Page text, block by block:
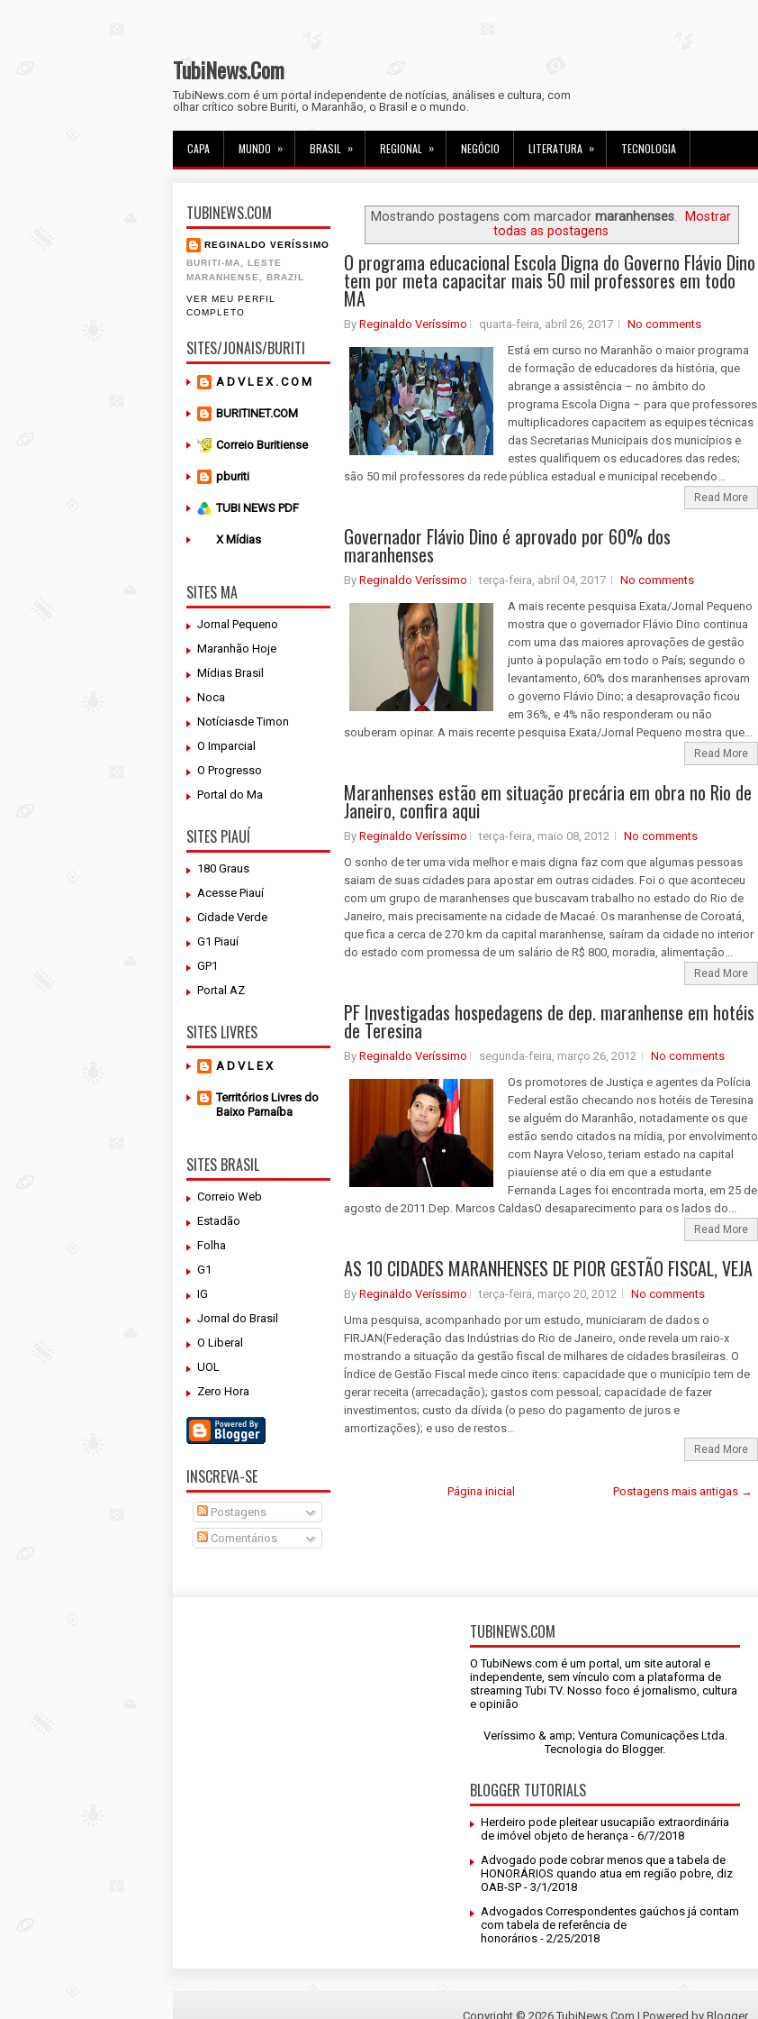
TubiNews.Com
TubiNews.com é um portal independente de notícias, análises e cultura, com
olhar crítico sobre Buriti, o Maranhão, o Brasil e o mundo.
CAPA MUNDO » BRASIL » REGIONAL » NEGÓCIO LITERATURA » TECNOLOGIA
TUBINEWS.COM
REGINALDO VERÍSSIMO
BURITI-MA, LESTE
MARANHENSE, BRAZIL
VER MEU PERFIL
COMPLETO
SITES/JONAIS/BURITI
A D V L E X . C O M
BURITINET.COM
Correio Buritiense
pburiti
TUBI NEWS PDF
X Mídias
SITES MA
Jornal Pequeno
Maranhão Hoje
Mídias Brasil
Noca
Notíciasde Timon
O Imparcial
O Progresso
Portal do Ma
SITES PIAUÍ
180 Graus
Acesse Piauí
Cidade Verde
G1 Piauí
GP1
Portal AZ
SITES LIVRES
A D V L E X
Territórios Livres do
Baixo Parnaíba
SITES BRASIL
Correio Web
Estadão
Folha
G1
IG
Jornal do Brasil
O Liberal
UOL
Zero Hora
INSCREVA-SE
Postagens
Comentários
Mostrando postagens com marcador maranhenses.
Mostrar
todas as postagens
O programa educacional Escola Digna do Governo Flávio Dino
tem por meta capacitar mais 50 mil professores em todo
MA
By Reginaldo Veríssimo quarta-feira, abril 26, 2017
No comments
Está em curso no Maranhão o maior programa
de formação de educadores da história, que
abrange a assistência – no âmbito do
programa Escola Digna – para que professores
multiplicadores capacitem as equipes técnicas
das Secretarias Municipais dos municípios e
estes qualifiquem os educadores das redes;
são 50 mil professores da rede pública estadual e municipal recebendo...
Read More
Governador Flávio Dino é aprovado por 60% dos
maranhenses
By Reginaldo Veríssimo terça-feira, abril 04, 2017
No comments
A mais recente pesquisa Exata/Jornal Pequeno
mostra que o governador Flávio Dino continua
com uma das maiores aprovações de gestão
junto à população em todo o País; segundo o
levantamento, 60% dos maranhenses aprovam
o governo Flávio Dino; a desaprovação ficou
em 36%, e 4% não responderam ou não
souberam opinar. A mais recente pesquisa Exata/Jornal Pequeno mostra que...
Read More
Maranhenses estão em situação precária em obra no Rio de
Janeiro, confira aqui
By Reginaldo Veríssimo terça-feira, maio 08, 2012
No comments
O sonho de ter uma vida melhor e mais digna faz com que algumas pessoas
saiam de suas cidades para apostar em outras cidades. Foi o que aconteceu
com um grupo de maranhenses que buscavam trabalho no estado do Rio de
Janeiro, mais precisamente na cidade de Macaé. Os maranhense de Coroatá,
que fica a cerca de 270 km da capital maranhense, saíram da cidade no interior
do estado com promessa de um salário de R$ 800, moradia, alimentação...
Read More
PF Investigadas hospedagens de dep. maranhense em hotéis
de Teresina
By Reginaldo Veríssimo segunda-feira, março 26, 2012
No comments
Os promotores de Justiça e agentes da Polícia
Federal estão checando nos hotéis de Teresina
se alguém do Maranhão, notadamente os que
estão sendo citados na mídia, por envolvimento
com Nayra Veloso, teriam estado na capital
piauiense até o dia em que a estudante
Fernanda Lages foi encontrada morta, em 25 de
agosto de 2011.Dep. Marcos CaldasO desaparecimento para os lados do...
Read More
AS 10 CIDADES MARANHENSES DE PIOR GESTÃO FISCAL, VEJA
By Reginaldo Veríssimo terça-feira, março 20, 2012
No comments
Uma pesquisa, acompanhado por um estudo, municiaram de dados o
FIRJAN(Federação das Indústrias do Rio de Janeiro, onde revela um raio-x
mostrando a situação da gestão fiscal de milhares de cidades brasileiras. O
Índice de Gestão Fiscal mede cinco itens: capacidade que o município tem de
gerar receita (arrecadação); gastos com pessoal; capacidade de fazer
investimentos; custo da dívida (o peso do pagamento de juros e
amortizações); e uso de restos...
Read More
Postagens mais antigas →
Página inicial
TUBINEWS.COM
O TubiNews.com é um portal, um site autoral e
independente, sem vínculo com a plataforma de
streaming Tubi TV. Nosso foco é jornalismo, cultura
e opinião
Veríssimo & amp; Ventura Comunicações Ltda.
Tecnologia do Blogger.
BLOGGER TUTORIALS
Herdeiro pode pleitear usucapião extraordinária
de imóvel objeto de herança - 6/7/2018
Advogado pode cobrar menos que a tabela de
HONORÁRIOS quando atua em região pobre, diz
OAB-SP - 3/1/2018
Advogados Correspondentes gaúchos já contam
com tabela de referência de
honorários - 2/25/2018
Copyright © 2026TubiNews.Com | Powered by Blogger